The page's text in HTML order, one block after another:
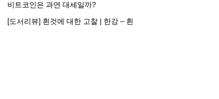
비트코인은 과연 대세일까?
[도서리뷰] 흰것에 대한 고찰 | 한강 – 흰